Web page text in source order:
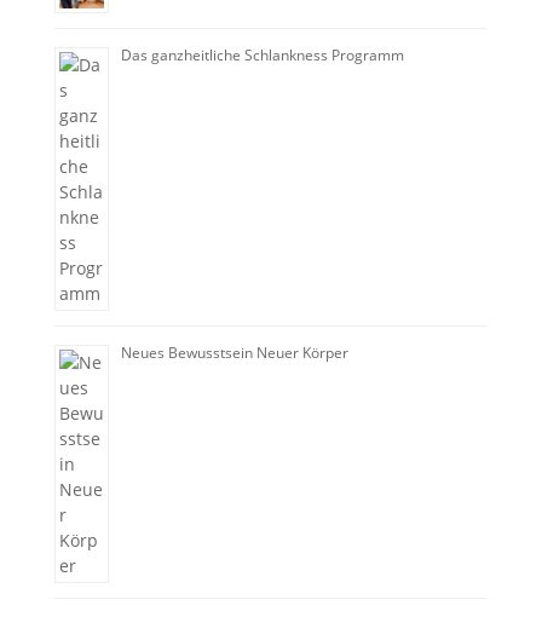
Das ganzheitliche Schlankness Programm
Neues Bewusstsein Neuer Körper